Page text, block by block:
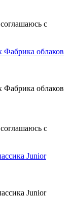
с
облаков
облаков
с
Junior
Junior